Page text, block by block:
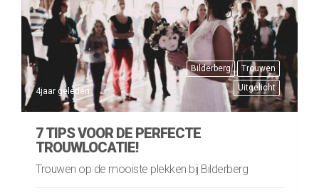
Bilderberg
Trouwen
Uitgelicht
4jaar geleden
7 TIPS VOOR DE PERFECTE
TROUWLOCATIE!
Trouwen op de mooiste plekken bij Bilderberg